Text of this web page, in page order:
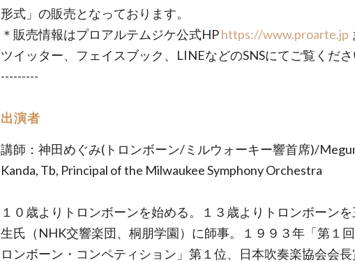
形式」の販売となっております。
＊販売情報はプロアルテムジケ公式HPhttps://www.proarte.jp
ツイッター、フェイスブック、LINEなどのSNSにてご覧くださ
---------
出演者
講師：神田めぐみ(トロンボーン/ミルウォーキー響首席)/
Kanda, Tb, Principal of the Milwaukee Symphony Orchestra
１０歳よりトロンボーンを始める。１３歳よりトロンボーン
生氏（NHK交響楽団、桐朋学園）に師事。１９９３年「第１
ロンボーン・コンペティション」第１位、日本吹奏楽協会会長